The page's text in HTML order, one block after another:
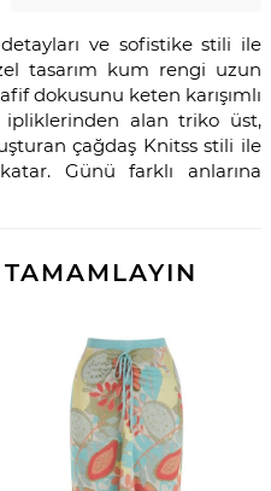
ve sofistike stili ile
tasarım kum rengi uzun
dokusunu keten karışımlı
alan triko üst,
çağdaş Knitss stili ile
Günü farklı anlarına